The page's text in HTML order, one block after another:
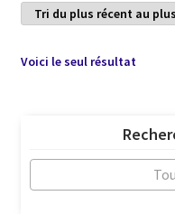
Voici le seul résultat